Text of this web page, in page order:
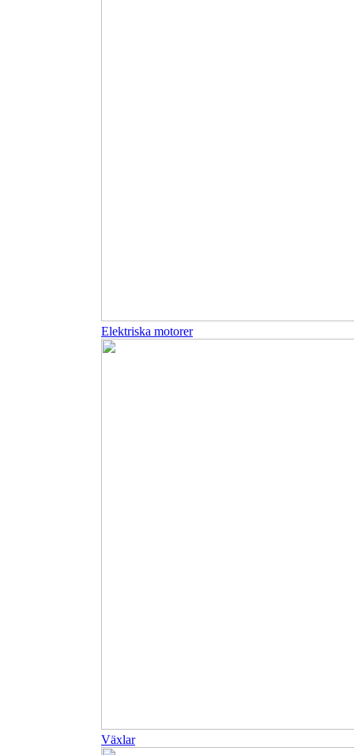
Elektriska motorer
Växlar